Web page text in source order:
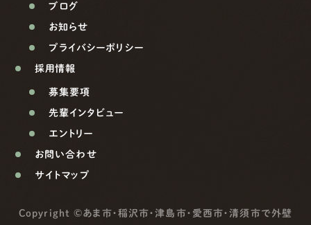
ブログ
お知らせ
プライバシーポリシー
採用情報
募集要項
先輩インタビュー
エントリー
お問い合わせ
サイトマップ
Copyright ©あま市・稲沢市・津島市・愛西市・清須市で外壁